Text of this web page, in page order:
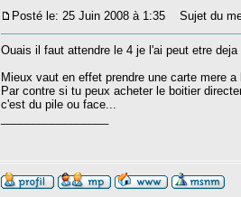
Posté le: 25 Juin 2008 à 1:35 Sujet du
Ouais il faut attendre le 4 je l'ai peut etre
Mieux vaut en effet prendre une carte mere a
Par contre si tu peux acheter le boitier
c'est du pile ou face...